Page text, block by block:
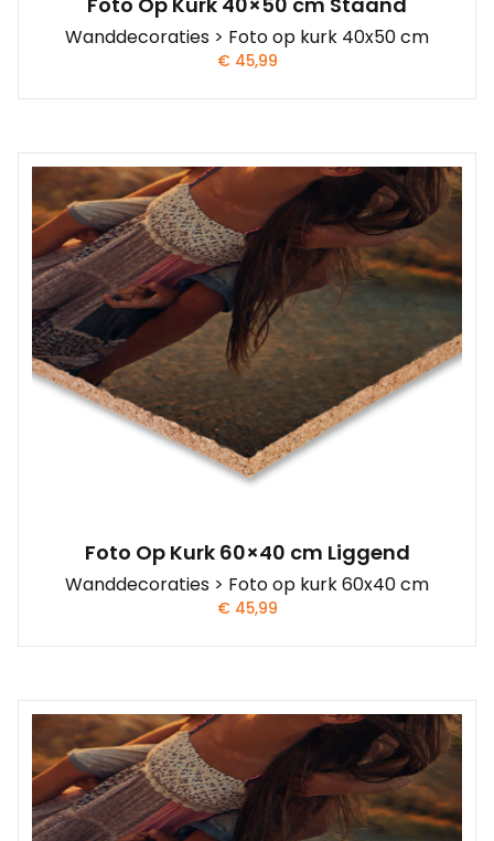
Wanddecoraties > Foto op kurk 40x50 cm
€45,99
Foto Op Kurk 60×40 cm Liggend
Wanddecoraties > Foto op kurk 60x40 cm
€45,99